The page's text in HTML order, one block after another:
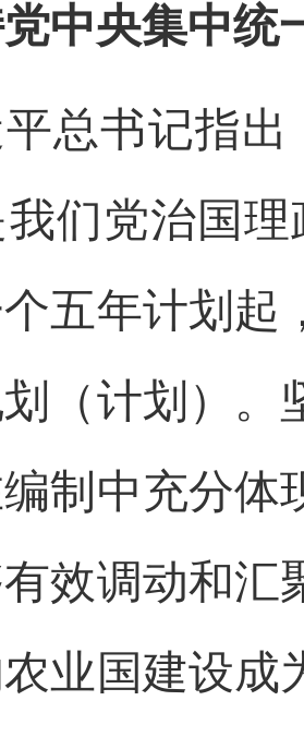
中央集中统
总书记指
们党治国
五年计划起
（计划）。
制中充分体
效调动和汇
业国建设成